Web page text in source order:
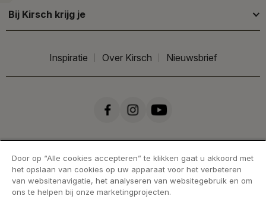
Bij Kirsch krijg je
Inspiratie Over Kirsch Nieuwsbrief
Door op “Alle cookies accepteren” te klikken gaat u akkoord met
het opslaan van cookies op uw apparaat voor het verbeteren
van websitenavigatie, het analyseren van websitegebruik en om
ons te helpen bij onze marketingprojecten.